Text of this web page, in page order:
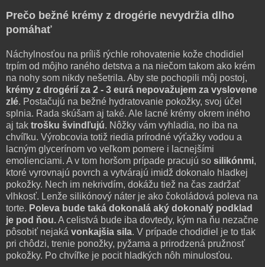
Prečo bežné krémy z drogérie nevydržia dlho
pomáhať
Náchylnosťou na príliš rýchle rohovatenie kože chodidiel
trpím od môjho raného detstva a na niečom takom ako krém
na nohy som nikdy nešetrila. Aby ste pochopili môj postoj,
krémy z drogérií za 2 - 3 eurá nepovažujem za vyslovene
zlé. Postačujú na bežné hydratovanie pokožky, svoj účel
splnia. Rada skúšam aj také. Ale lacné krémy okrem iného
aj tak trošku švindľujú. Nôžky vám vyhladia, no iba na
chvíľku. Výrobcovia totiž riedia prírodné výťažky vodou a
lacným glycerínom vo veľkom pomere i lacnejšími
emolienciami. A v tom horšom prípade pracujú so silikónmi,
ktoré vyrovnajú povrch a vytvárajú imidž dokonalo hladkej
pokožky. Nech im nekrivdím, dokážu tiež na čas zadržať
vlhkosť. Lenže silikónový náter je ako čokoládová poleva na
torte. Poleva bude taká dokonalá aký dokonalý podklad
je pod ňou.A celistvá bude iba dovtedy, kým na ňu nezačne
pôsobiť nejaká vonkajšia sila. V prípade chodidiel je to tlak
pri chôdzi, trenie ponožky, pyžama a prirodzená pružnosť
pokožky. Po chvíľke je pocit hladkých nôh minulosťou.